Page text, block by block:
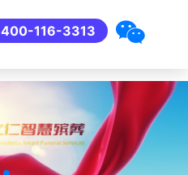
400-116-3313